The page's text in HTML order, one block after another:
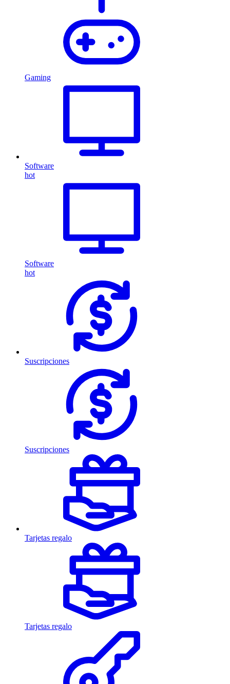
Gaming
Software
hot
Software
hot
Suscripciones
Suscripciones
Tarjetas regalo
Tarjetas regalo